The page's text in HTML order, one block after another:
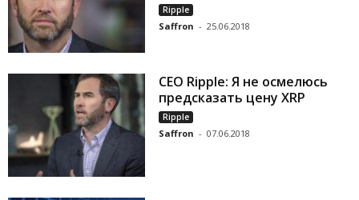
Ripple
Saffron - 25.06.2018
CEO Ripple: Я не осмелюсь
предсказать цену XRP
Ripple
Saffron - 07.06.2018